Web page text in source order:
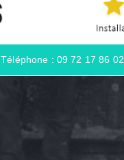
Téléphone : 09 72 17 86 02